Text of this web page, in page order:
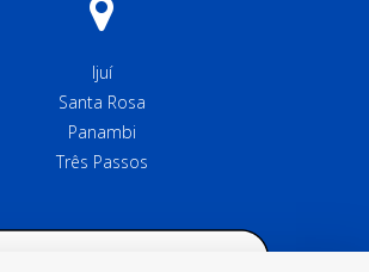
Ijuí
Santa Rosa
Panambi
Três Passos